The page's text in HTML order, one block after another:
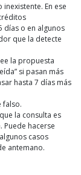
En ese
días o en algunos
que la detecte
la propuesta
si pasan más
hasta 7 días más
falso.
la consulta es
hacerse
casos
antemano.